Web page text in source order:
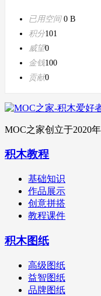
已用空间0 B
积分101
威望0
金钱100
贡献0
MOC之家创立于2020
积木教程
基础知识
作品展示
创意拼搭
教程课件
积木图纸
高级图纸
益智图纸
品牌图纸